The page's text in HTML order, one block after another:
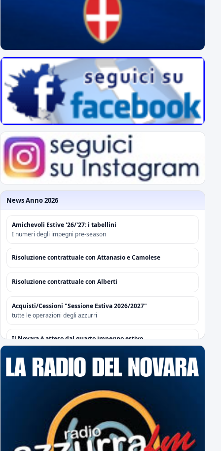
News Anno 2026
Amichevoli Estive '26/'27: i tabellini
I numeri degli impegni pre-season
Risoluzione contrattuale con Attanasio e Camolese
Risoluzione contrattuale con Alberti
Acquisti/Cessioni "Sessione Estiva 2026/2027"
tutte le operazioni degli azzurri
Il Novara è atteso dal quarto impegno estivo
Mercoledì a Chiavari. Tra amichevoli e mercato...
Orari Biglietteria "Silvio Piola"
L'Editoriale Azzurro
a cura di Massimo Barbero
Espugnato Bogliasco: Sampdoria 1 - Novara 2
terzo successo estivo per gli azzurri di Birindelli